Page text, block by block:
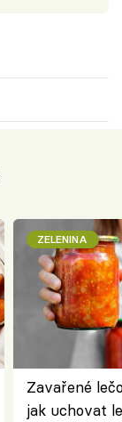
ZELENINA
Zavařené
jak uchovat